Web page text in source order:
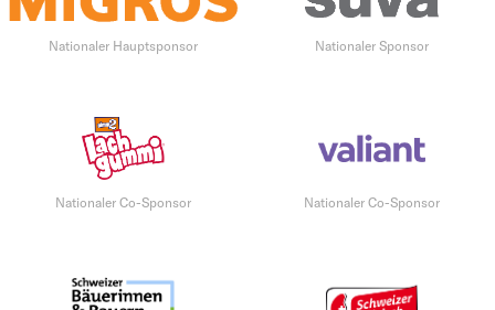
Nationaler Hauptsponsor Nationaler Sponsor
Nationaler Co-Sponsor Nationaler Co-Sponsor